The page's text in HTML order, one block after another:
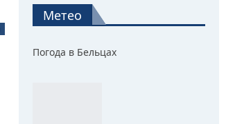
Метео
Погода в Бельцах